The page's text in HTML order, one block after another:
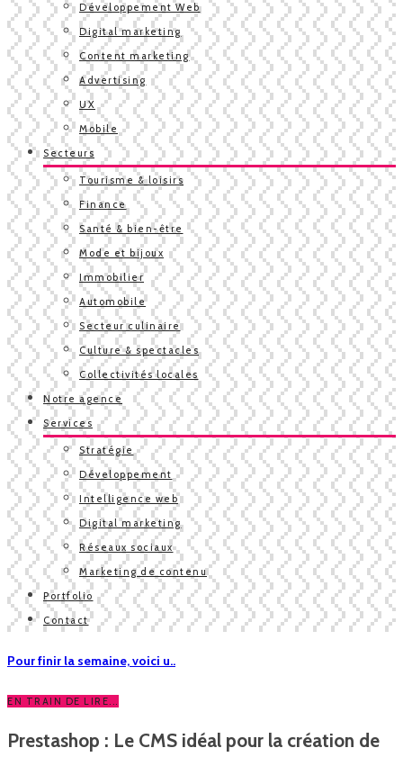
Développement Web
Digital marketing
Content marketing
Advertising
UX
Mobile
Secteurs
Tourisme & loisirs
Finance
Santé & bien-être
Mode et bijoux
Immobilier
Automobile
Secteur culinaire
Culture & spectacles
Collectivités locales
Notre agence
Services
Stratégie
Développement
Intelligence web
Digital marketing
Réseaux sociaux
Marketing de contenu
Portfolio
Contact
Pour finir la semaine, voici u..
EN TRAIN DE LIRE...
Prestashop : Le CMS idéal pour la création de